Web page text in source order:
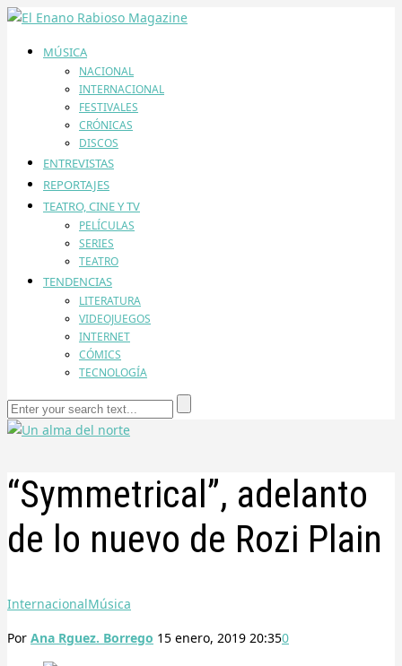
MÚSICA
NACIONAL
INTERNACIONAL
FESTIVALES
CRÓNICAS
DISCOS
ENTREVISTAS
REPORTAJES
TEATRO, CINE Y TV
PELÍCULAS
SERIES
TEATRO
TENDENCIAS
LITERATURA
VIDEOJUEGOS
INTERNET
CÓMICS
TECNOLOGÍA
“Symmetrical”, adelanto
de lo nuevo de Rozi Plain
InternacionalMúsica
Por Ana Rguez. Borrego 15 enero, 2019 20:350